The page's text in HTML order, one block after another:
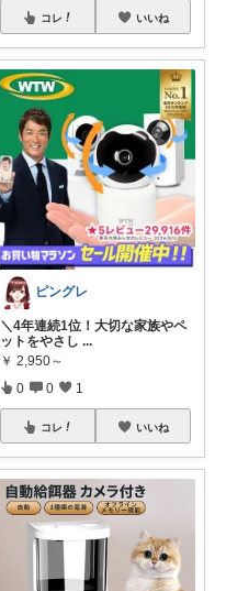
コレ いいね
ピングレ
＼4年連続1位！大切な家族やペ
ットをやさし ...
￥ 2,950～
0 0 1
コレ いいね